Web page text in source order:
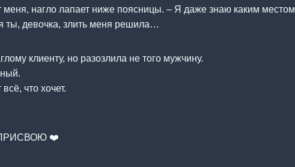
нагло лапает ниже поясницы. – Я даже знаю каким местом
ты, девочка, злить меня решила…
клиенту, но разозлила не того мужчину.
что хочет.
ПРИСВОЮ ❤️